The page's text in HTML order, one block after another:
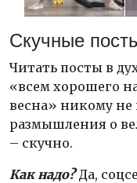
Скучные
Читать посты в
«всем хорошего
весна» никому
размышления о
– скучно.
Как надо?Да,